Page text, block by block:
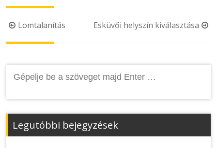
Post
navigation
Lomtalanítás Esküvői helyszín kiválasztása
Legutóbbi bejegyzések